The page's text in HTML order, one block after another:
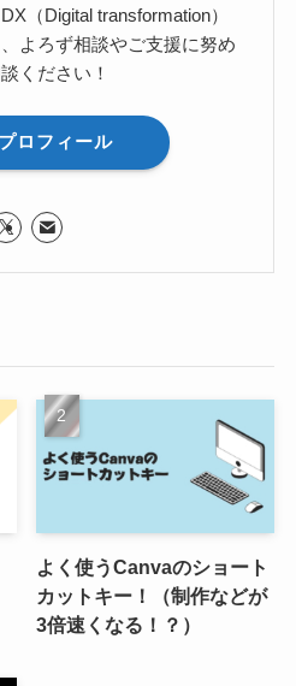
（Digital transformation）
よろず相談やご支援に努め
ください！
ロフィール
よく使うCanvaのショート
カットキー！（制作などが
3倍速くなる！？）